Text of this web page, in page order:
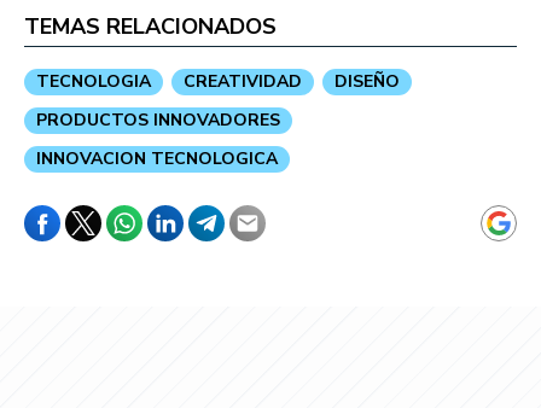
TEMAS RELACIONADOS
TECNOLOGIA CREATIVIDAD
DISEÑO
PRODUCTOS INNOVADORES
INNOVACION TECNOLOGICA